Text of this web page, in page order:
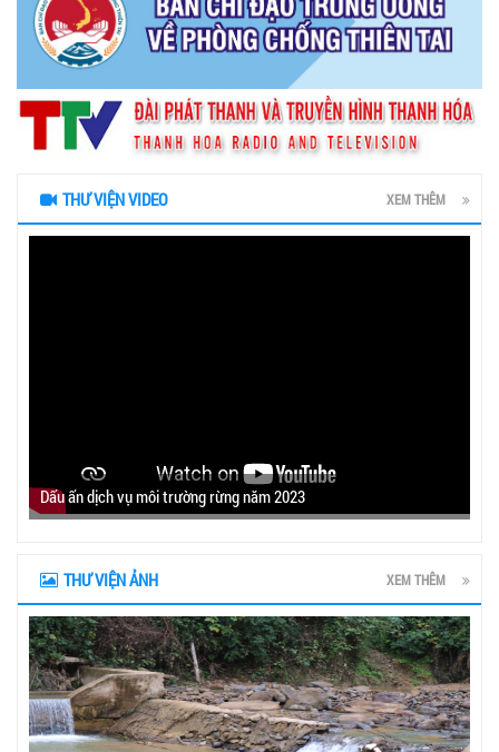
THƯ VIỆN VIDEO XEM THÊM
Dấu ấn dịch vụ môi trường rừng năm 2023
THƯ VIỆN ẢNH XEM THÊM